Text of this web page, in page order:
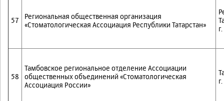
57
Региональная общественная организация
«Стоматологическая Ассоциация Республики Татарстан»
58
Тамбовское региональное отделение Ассоциации
общественных объединений «Стоматологическая
Ассоциация России»